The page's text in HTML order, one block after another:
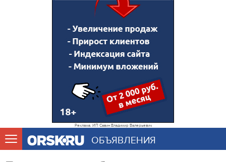
Реклама. ИП Савин Владимир Валерьевич
ОБЪЯВЛЕНИЯ